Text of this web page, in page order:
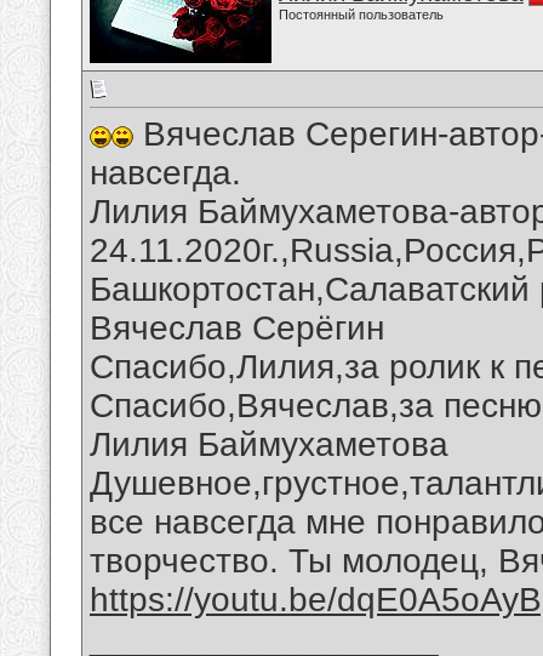
Постоянный пользователь
Вячеслав Серегин-
навсегда.
Лилия Баймухаметова-
Вячеслав Серёгин
Спасибо,Лилия,за ролик к
Спасибо,Вячеслав,за
Лилия Баймухаметова
все навсегда мне
творчество. Ты молодец,
https://youtu.be/